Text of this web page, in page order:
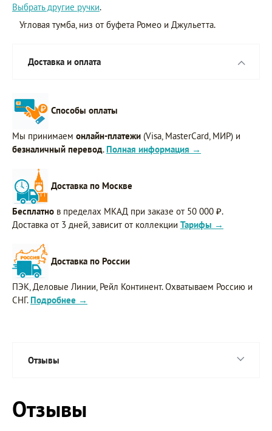
Выбрать другие ручки.
Угловая тумба, низ от буфета Ромео и Джульетта.
Доставка и оплата
Способы оплаты
Мы принимаем онлайн-платежи (Visa, MasterCard, МИР) и
безналичный перевод. Полная информация →
Доставка по Москве
Бесплатно в пределах МКАД при заказе от 50 000 ₽.
Доставка от 3 дней, зависит от коллекции Тарифы →
Доставка по России
ПЭК, Деловые Линии, Рейл Континент. Охватываем Россию и
СНГ. Подробнее →
Отзывы
Отзывы